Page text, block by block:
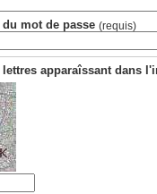
mot de passe (requis)
apparaîssant dans